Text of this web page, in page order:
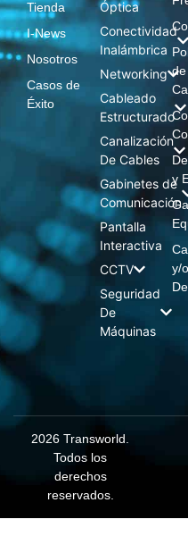
Tienda
I-News
Nosotros
Casos de
Éxito
Óptica
Conectividad
Inalámbrica
Networking
Cableado
Estructurado
Canalización
De Cables
Gabinetes de
Comunicación
Pantalla
Interactiva
CCTV
Seguridad
De
Máquinas
de
y
y/o
2026 Transworld.
Todos los
derechos
reservados.